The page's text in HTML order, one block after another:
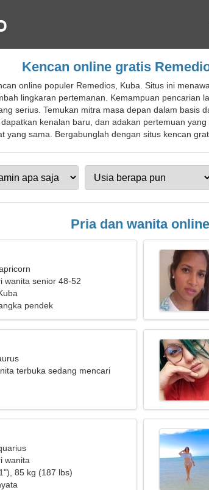
Kencan online gratis
online populer Remedios, Kuba. Situs ini
lingkaran pertemanan. Kemampuan pencarian
serius. Temukan mitra masa depan dalam basis
kenalan baru, dan adakan pertemuan
yang sama. Bergabunglah dengan situs kencan
Pria dan wanita online
wanita senior 48-52
pendek
terbuka sedang mencari
wanita
85 kg (187 lbs)